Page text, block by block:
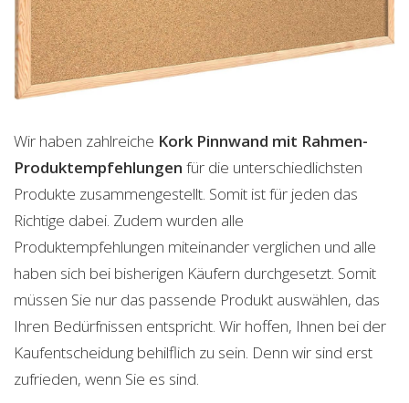
Wir haben zahlreiche Kork Pinnwand mit Rahmen-
Produktempfehlungen für die unterschiedlichsten
Produkte zusammengestellt. Somit ist für jeden das
Richtige dabei. Zudem wurden alle
Produktempfehlungen miteinander verglichen und alle
haben sich bei bisherigen Käufern durchgesetzt. Somit
müssen Sie nur das passende Produkt auswählen, das
Ihren Bedürfnissen entspricht. Wir hoffen, Ihnen bei der
Kaufentscheidung behilflich zu sein. Denn wir sind erst
zufrieden, wenn Sie es sind.